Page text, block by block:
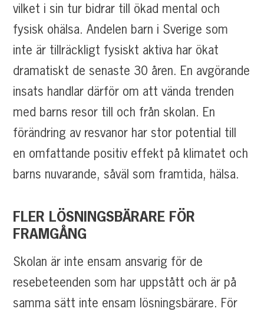
vilket i sin tur bidrar till ökad mental och
fysisk ohälsa. Andelen barn i Sverige som
inte är tillräckligt fysiskt aktiva har ökat
dramatiskt de senaste 30 åren. En avgörande
insats handlar därför om att vända trenden
med barns resor till och från skolan. En
förändring av resvanor har stor potential till
en omfattande positiv effekt på klimatet och
barns nuvarande, såväl som framtida, hälsa.
FLER LÖSNINGSBÄRARE FÖR
FRAMGÅNG
Skolan är inte ensam ansvarig för de
resebeteenden som har uppstått och är på
samma sätt inte ensam lösningsbärare. För